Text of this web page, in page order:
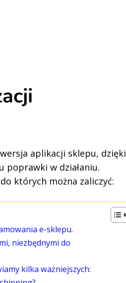
aplikacji sklepu, dzięki
poprawki w działaniu.
których można zaliczyć:
e-sklepu.
niezbędnymi do
kilka ważniejszych: